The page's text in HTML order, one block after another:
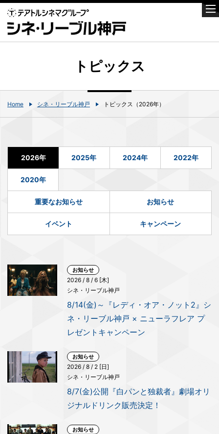
トピックス
Home シネ・リーブル神戸 トピックス（2026年）
2026年 2025年 2024年 2022年
2020年
重要なお知らせ お知らせ
イベント キャンペーン
お知らせ
2026 / 8 / 6 [木]
シネ・リーブル神戸
8/14(金)～『レディ・オア・ノット2』シ
ネ・リーブル神戸 × ニューラフレア プ
レゼントキャンペーン
お知らせ
2026 / 8 / 2 [日]
シネ・リーブル神戸
8/7(金)公開『白パンと独裁者』劇場オリ
ジナルドリンク販売決定！
お知らせ